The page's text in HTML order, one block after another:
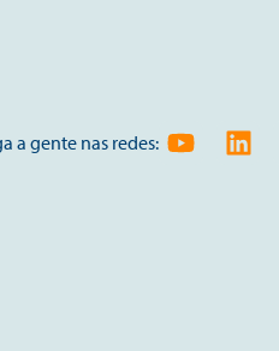
a gente nas redes: